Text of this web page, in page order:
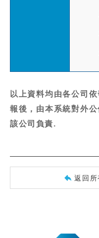
以上資料均由各公司
報後，由本系統對外
該公司負責.
返回所